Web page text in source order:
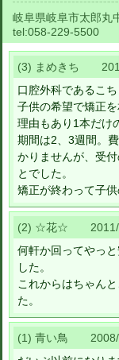
岐阜県岐阜市太郎丸
tel:058-229-5500
(3) まめきち
口腔外科であるこ
子供の希望で矯正
理由もあり1本だけ
期間は2、3週間。
かりませんが、受
とでした。
矯正が終わって子供
(2) ☆花☆ 2011/
何軒か回ってやっ
した。
これからはちゃん
た。
(1) 青い鳥 2008/